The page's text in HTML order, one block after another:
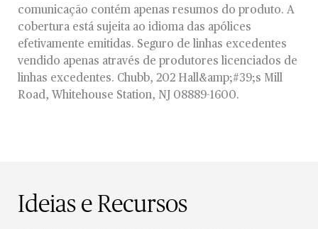
comunicação contém apenas resumos do produto. A
cobertura está sujeita ao idioma das apólices
efetivamente emitidas. Seguro de linhas excedentes
vendido apenas através de produtores licenciados de
linhas excedentes. Chubb, 202 Hall&amp;#39;s Mill
Road, Whitehouse Station, NJ 08889-1600.
Ideias e Recursos